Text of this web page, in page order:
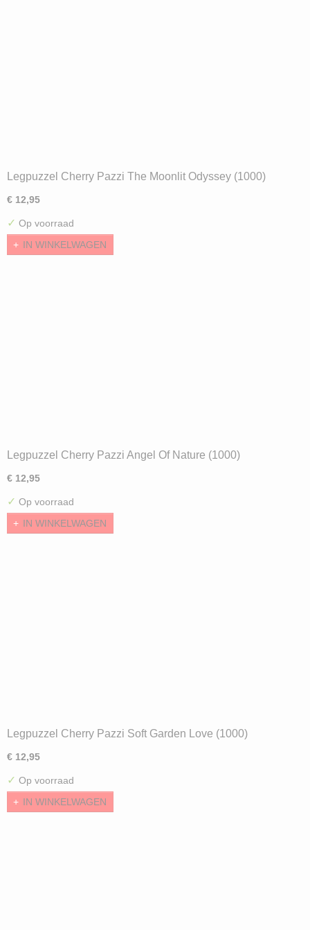
Legpuzzel Cherry Pazzi The Moonlit Odyssey (1000)
€ 12,95
✓ Op voorraad
IN WINKELWAGEN
Legpuzzel Cherry Pazzi Angel Of Nature (1000)
€ 12,95
✓ Op voorraad
IN WINKELWAGEN
Legpuzzel Cherry Pazzi Soft Garden Love (1000)
€ 12,95
✓ Op voorraad
IN WINKELWAGEN